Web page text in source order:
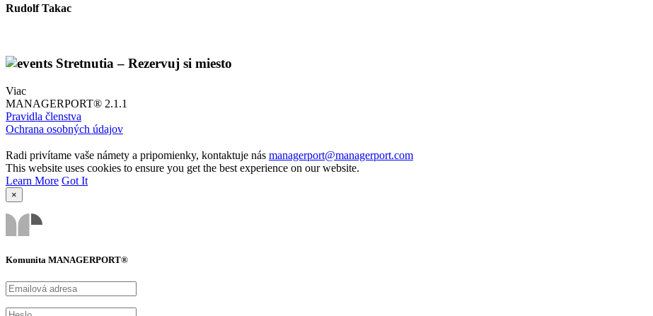
Rudolf Takac
Stretnutia – Rezervuj si miesto
Viac
MANAGERPORT® 2.1.1
Pravidla členstva
Ochrana osobných údajov
Radi privítame vaše námety a pripomienky, kontaktuje nás managerport@managerport.com
This website uses cookies to ensure you get the best experience on our website.
Learn More Got It
×
Komunita MANAGERPORT®